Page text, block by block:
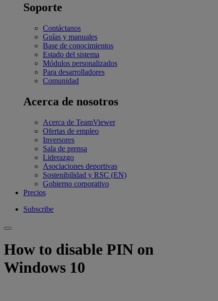
Soporte
Contáctanos
Guías y manuales
Base de conocimientos
Estado del sistema
Módulos personalizados
Para desarrolladores
Comunidad
Acerca de nosotros
Acerca de TeamViewer
Ofertas de empleo
Inversores
Sala de prensa
Liderazgo
Asociaciones deportivas
Sostenibilidad y RSC (EN)
Gobierno corporativo
Precios
Subscribe
How to disable PIN on
Windows 10